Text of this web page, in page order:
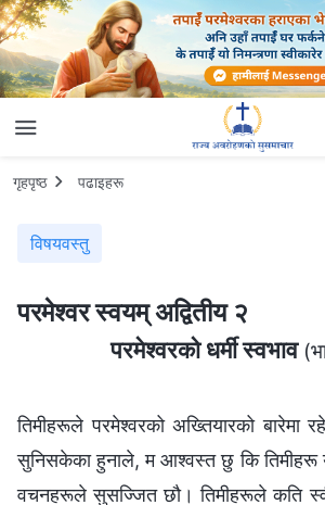
गृहपृष्ठ पढाइहरू
विषयवस्तु
परमेश्‍वर स्वयम् अद्वितीय २
परमेश्‍वरको धर्मी स्वभाव
तिमीहरूले परमेश्‍वरको अख्तियारको बारेमा
सुनिसकेका हुनाले, म आश्‍वस्त छु कि तिमीहरू
वचनहरूले सुसज्‍जित छौ। तिमीहरूले कति